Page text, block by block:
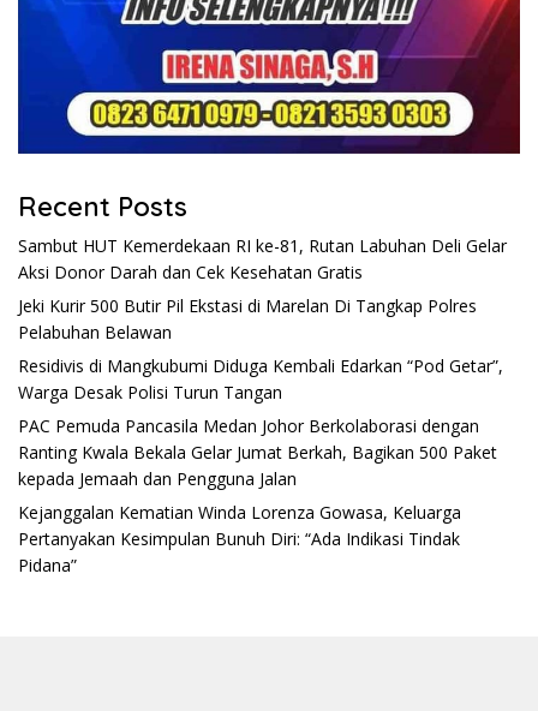
Recent Posts
Sambut HUT Kemerdekaan RI ke-81, Rutan Labuhan Deli Gelar
Aksi Donor Darah dan Cek Kesehatan Gratis
Jeki Kurir 500 Butir Pil Ekstasi di Marelan Di Tangkap Polres
Pelabuhan Belawan
Residivis di Mangkubumi Diduga Kembali Edarkan “Pod Getar”,
Warga Desak Polisi Turun Tangan
PAC Pemuda Pancasila Medan Johor Berkolaborasi dengan
Ranting Kwala Bekala Gelar Jumat Berkah, Bagikan 500 Paket
kepada Jemaah dan Pengguna Jalan
Kejanggalan Kematian Winda Lorenza Gowasa, Keluarga
Pertanyakan Kesimpulan Bunuh Diri: “Ada Indikasi Tindak
Pidana”